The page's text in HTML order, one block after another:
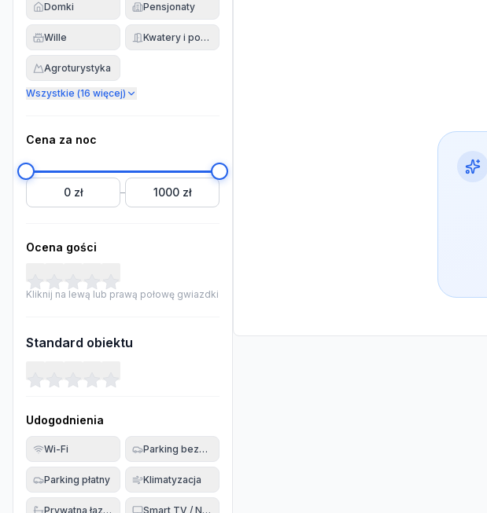
Domki Pensjonaty
Wille Kwatery i pokoje
Agroturystyka
Wszystkie (16 więcej)
Cena za noc
0 zł – 1000 zł
Ocena gości
Kliknij na lewą lub prawą połowę gwiazdki
Standard obiektu
Udogodnienia
Wi-Fi Parking bezpłatny
Parking płatny Klimatyzacja
Prywatna łazienka Smart TV / Netflix